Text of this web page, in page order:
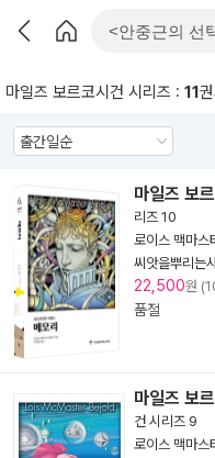
마일즈 보르코시건 시리즈 : 11
마일즈 보
리즈 10
로이스 맥마스
씨앗을뿌리는
22,500원
품절
마일즈 보
건 시리즈 9
로이스 맥마스